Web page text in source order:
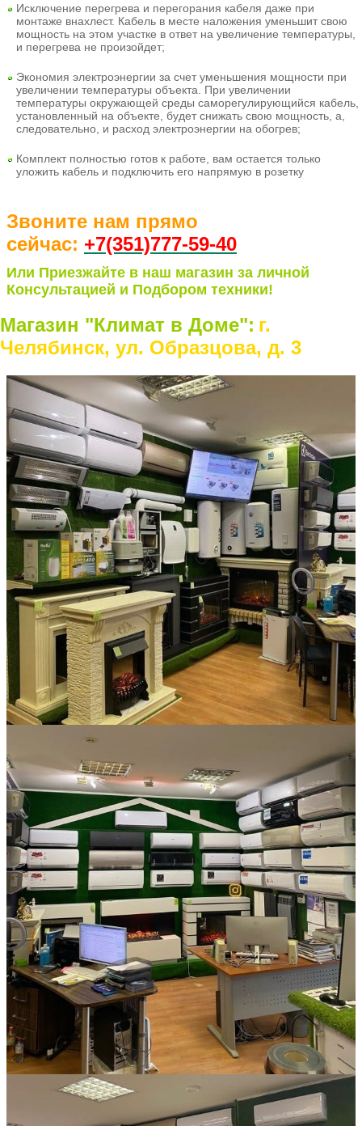
Исключение перегрева и перегорания кабеля даже при
монтаже внахлест. Кабель в месте наложения уменьшит свою
мощность на этом участке в ответ на увеличение температуры,
и перегрева не произойдет;
Экономия электроэнергии за счет уменьшения мощности при
увеличении температуры объекта. При увеличении
температуры окружающей среды саморегулирующийся кабель,
установленный на объекте, будет снижать свою мощность, а,
следовательно, и расход электроэнергии на обогрев;
Комплект полностью готов к работе , вам остается только
уложить кабель и подключить его напрямую в розетку
Звоните нам прямо
сейчас: +7(351)777-59-40
Или Приезжайте в наш магазин за личной
Консультацией и Подбором техники!
Магазин "Климат в Доме": г.
Челябинск, ул. Образцова, д. 3